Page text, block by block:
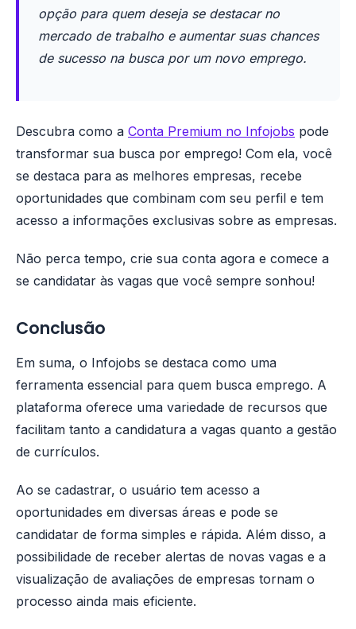
opção para quem deseja se destacar no
mercado de trabalho e aumentar suas chances
de sucesso na busca por um novo emprego.
Descubra como a Conta Premium no Infojobs pode
transformar sua busca por emprego! Com ela, você
se destaca para as melhores empresas, recebe
oportunidades que combinam com seu perfil e tem
acesso a informações exclusivas sobre as empresas.
Não perca tempo, crie sua conta agora e comece a
se candidatar às vagas que você sempre sonhou!
Conclusão
Em suma, o Infojobs se destaca como uma
ferramenta essencial para quem busca emprego. A
plataforma oferece uma variedade de recursos que
facilitam tanto a candidatura a vagas quanto a gestão
de currículos.
Ao se cadastrar, o usuário tem acesso a
oportunidades em diversas áreas e pode se
candidatar de forma simples e rápida. Além disso, a
possibilidade de receber alertas de novas vagas e a
visualização de avaliações de empresas tornam o
processo ainda mais eficiente.